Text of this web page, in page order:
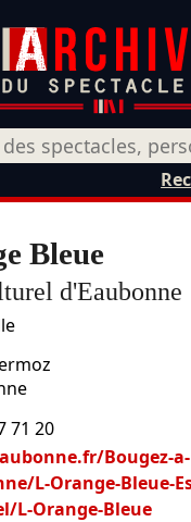
Bleue
d'Eaubonne
71 20
Bougez-a-
L-Orange-Bleue-
L-Orange-Bleue